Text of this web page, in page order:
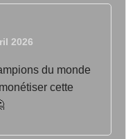
2026
du monde
cette